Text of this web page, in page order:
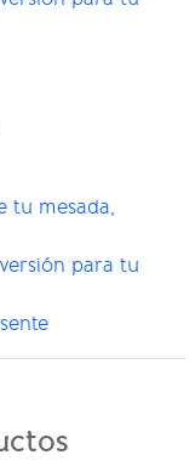
tu mesada,
para tu